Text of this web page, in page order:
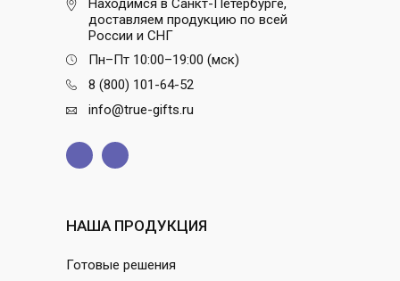
НАША ПРОДУКЦИЯ
Готовые решения
Находимся в Санкт-Петербурге,
доставляем продукцию по всей
России и СНГ
Пн–Пт 10:00–19:00 (мск)
8 (800) 101-64-52
info@true-gifts.ru